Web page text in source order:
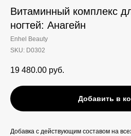
Витаминный комплекс
ногтей: Анагейн
Enhel Beauty
SKU: D0302
19 480.00 руб.
Добавить в
Добавка с действующим составом на